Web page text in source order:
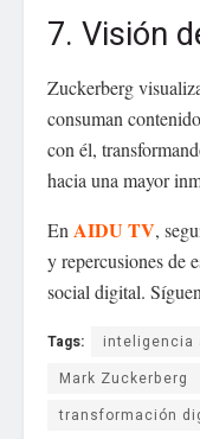
7. Visión
Zuckerberg
consuman
con él,
hacia una mayor
En AIDU TV,
y repercusiones de
social digital.
Tags: inteligencia
Mark Zuckerberg
transformación